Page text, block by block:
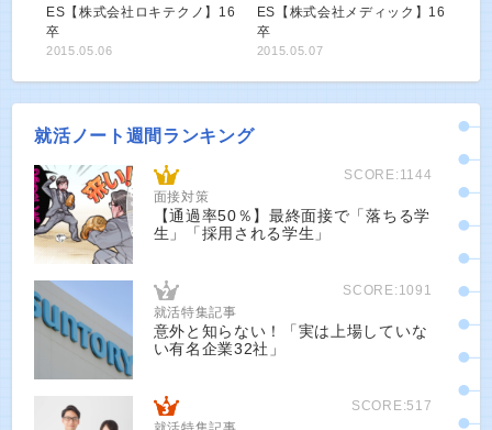
ES【株式会社ロキテクノ】16
卒
2015.05.06
ES【株式会社メディック】16
卒
2015.05.07
就活ノート週間ランキング
SCORE:1144
面接対策
【通過率50％】最終面接で「落ちる学
生」「採用される学生」
SCORE:1091
就活特集記事
意外と知らない！「実は上場していな
い有名企業32社」
SCORE:517